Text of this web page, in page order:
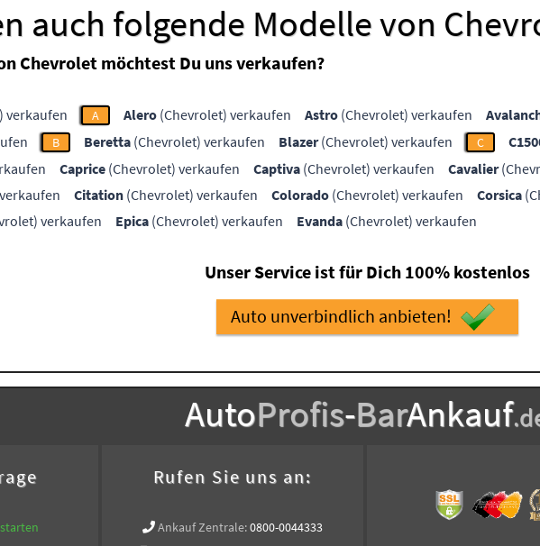
auch folgende Modelle von
Chevrolet möchtest Du uns verkaufen?
verkaufen A Alero (Chevrolet) verkaufen Astro (Chevrolet) verkaufen
B Beretta (Chevrolet) verkaufen Blazer(Chevrolet) verkaufen C
Caprice (Chevrolet) verkaufen Captiva (Chevrolet) verkaufen Cavalier
Citation (Chevrolet) verkaufen Colorado (Chevrolet) verkaufen Corsica
verkaufen Epica (Chevrolet) verkaufen Evanda (Chevrolet) verkaufen
Unser Service ist für Dich 100% kostenlos
Auto unverbindlich anbieten!
AutoProfis-BarAnkauf
Rufen Sie uns an:
Ankauf Zentrale:0800-0044333